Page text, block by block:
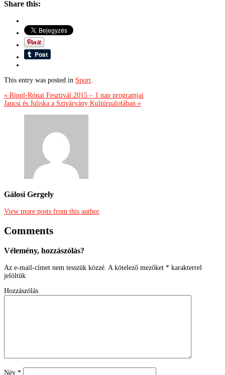
Share this:
This entry was posted in Sport.
« Rippl-Rónai Fesztivál 2015 – 1 nap programjai
Jancsi és Juliska a Szivárvány Kultúrpalotában »
Gálosi Gergely
View more posts from this author
Comments
Vélemény, hozzászólás?
Az e-mail-címet nem tesszük közzé. A kötelező mezőket * karakterrel
jelöltük
Hozzászólás
Név *